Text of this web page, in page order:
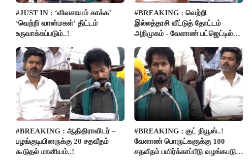
#JUST IN : ‘விவசாயம் காக்க’
‘வெற்றி வான்மகள்’ திட்டம்
உருவாக்கப்படும்..!
#BREAKING : வெற்றி
இல்லத்தரசி வீட்டுத் தோட்டம்
அறிமுகம் - வேளாண் பட்ஜெட்டில்
#BREAKING : ஆதிதிராவிடர் –
பழங்குடியினருக்கு 20 சதவீதம்
கூடுதல் மானியம்..!
#BREAKING : குட் நியூஸ்..!
வேளாண் பொருட்களுக்கு 100
சதவீதம் பயிர்க்காப்பீடு வழங்கபடும்